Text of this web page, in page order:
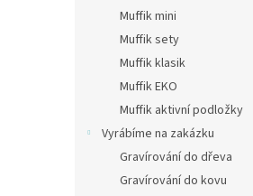
Muffik mini
Muffik sety
Muffik klasik
Muffik EKO
Muffik aktivní podložky
Vyrábíme na zakázku
Gravírování do dřeva
Gravírování do kovu